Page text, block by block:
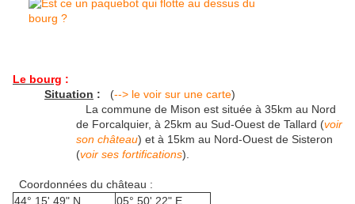
Le bourg :
Situation : (--> le voir sur une carte)
La commune de Mison est située à 35km au Nord
de Forcalquier, à 25km au Sud-Ouest de Tallard (voir
son château) et à 15km au Nord-Ouest de Sisteron
(voir ses fortifications).
Coordonnées du château :
44° 15' 49" N
05° 50' 22" E